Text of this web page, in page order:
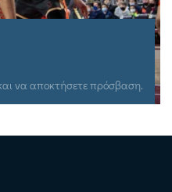
να αποκτήσετε πρόσβαση.